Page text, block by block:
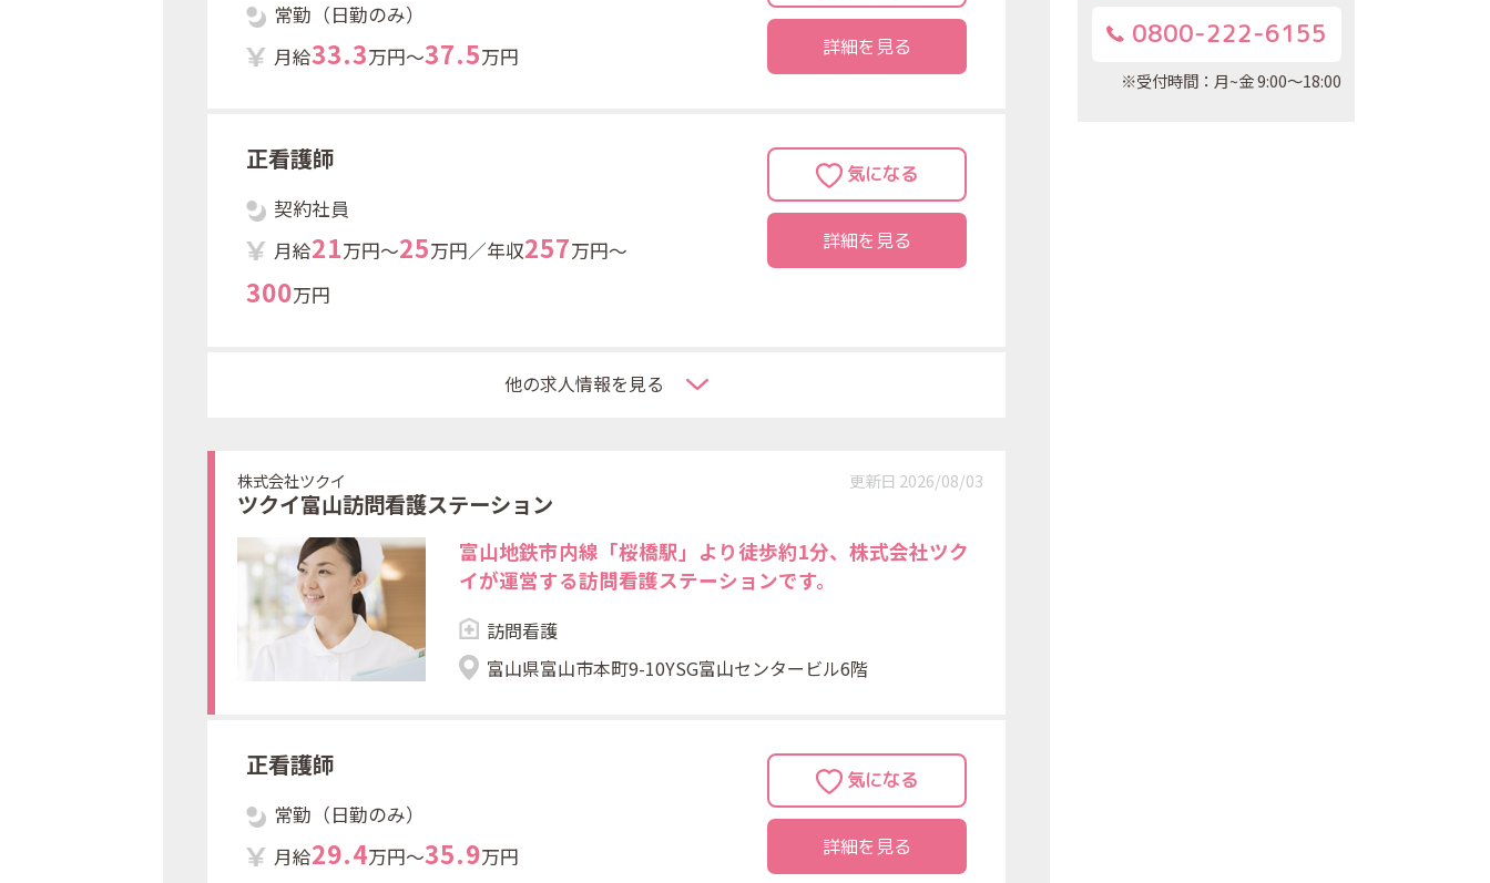
常勤（日勤のみ）
月給33.3万円～37.5万円 詳細を見る
正看護師
契約社員
月給21万円～25万円／年収257万円～
300万円
詳細を見る
他の求人情報を見る
株式会社ツクイ
ツクイ富山訪問看護ステーション
富山地鉄市内線「桜橋駅」より徒歩約1分、株式会社ツク
イが運営する訪問看護ステーションです。
訪問看護
富山県富山市本町9-10YSG富山センタービル6階
更新日 2026/08/03
正看護師
常勤（日勤のみ）
月給29.4万円～35.9万円 詳細を見る
0800-222-6155
※受付時間：月~金 9:00～18:00